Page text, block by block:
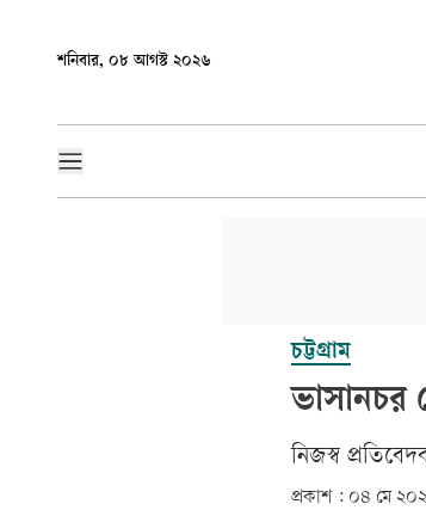
শনিবার, ০৮ আগস্ট ২০২৬
চট্টগ্রাম
ভাসানচর
নিজস্ব
প্রকাশ : ০৪ মে